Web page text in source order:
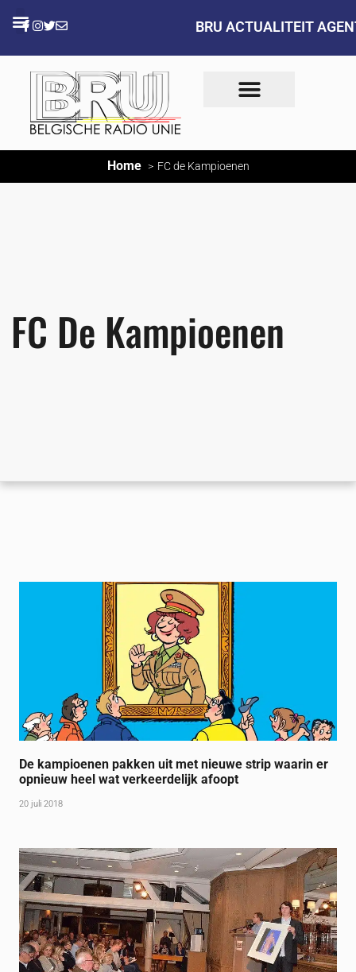
BRU ACTUALITEIT
Home FC de Kampioenen
FC De Kampioenen
De kampioenen pakken uit met nieuwe strip waarin er
opnieuw heel wat verkeerdelijk afoopt
20 juli 2018